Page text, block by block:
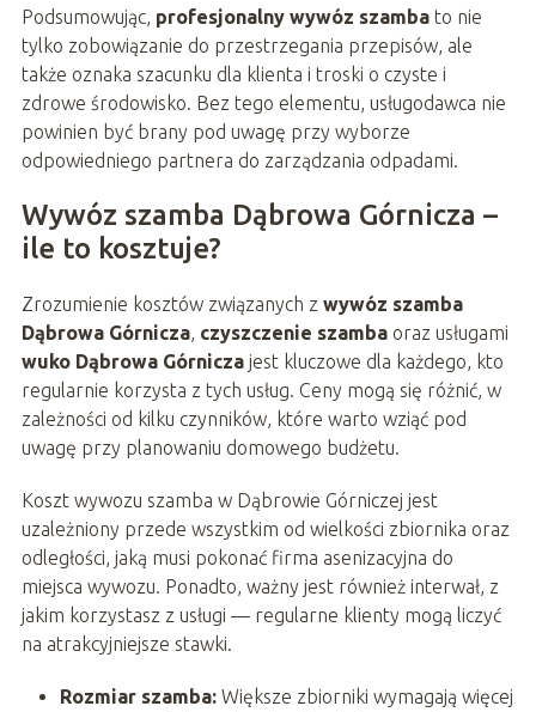
Podsumowując, profesjonalny wywóz szambato nie
tylko zobowiązanie do przestrzegania przepisów, ale
także oznaka szacunku dla klienta i troski o czyste i
zdrowe środowisko. Bez tego elementu, usługodawca nie
powinien być brany pod uwagę przy wyborze
odpowiedniego partnera do zarządzania odpadami.
Wywóz szamba Dąbrowa Górnicza –
ile to kosztuje?
Zrozumienie kosztów związanych z wywóz szamba
Dąbrowa Górnicza, czyszczenie szambaoraz usługami
wuko Dąbrowa Górniczajest kluczowe dla każdego, kto
regularnie korzysta z tych usług. Ceny mogą się różnić, w
zależności od kilku czynników, które warto wziąć pod
uwagę przy planowaniu domowego budżetu.
Koszt wywozu szamba w Dąbrowie Górniczej jest
uzależniony przede wszystkim od wielkości zbiornika oraz
odległości, jaką musi pokonać firma asenizacyjna do
miejsca wywozu. Ponadto, ważny jest również interwał, z
jakim korzystasz z usługi — regularne klienty mogą liczyć
na atrakcyjniejsze stawki.
Rozmiar szamba:Większe zbiorniki wymagają więcej